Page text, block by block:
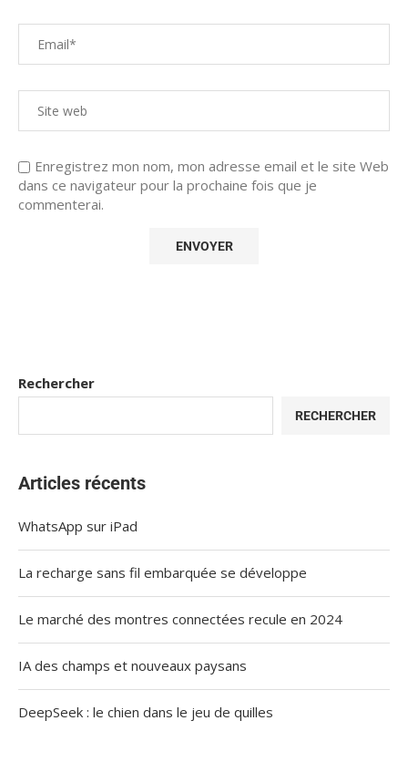
Enregistrez mon nom, mon adresse email et le site Web
dans ce navigateur pour la prochaine fois que je
commenterai.
Rechercher
RECHERCHER
Articles récents
WhatsApp sur iPad
La recharge sans fil embarquée se développe
Le marché des montres connectées recule en 2024
IA des champs et nouveaux paysans
DeepSeek : le chien dans le jeu de quilles